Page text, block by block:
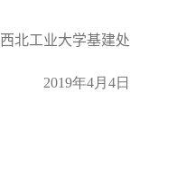
西北工业大学基建处
2019年4月 4日